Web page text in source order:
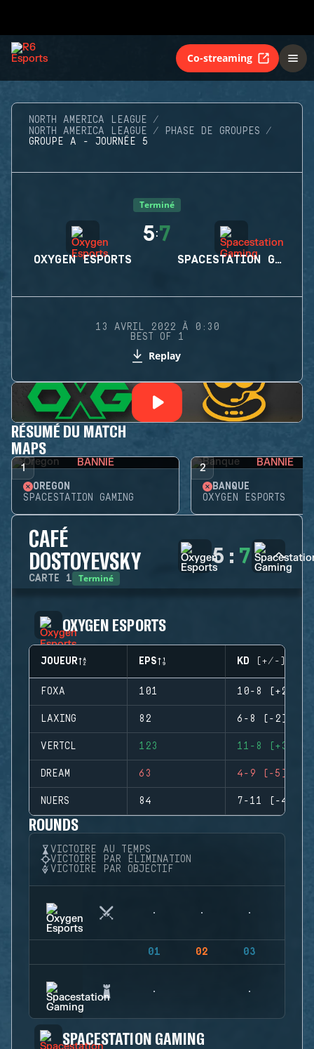
Co-streaming
NORTH AMERICA LEAGUE
NORTH AMERICA LEAGUE
PHASE DE GROUPES
GROUPE A - JOURNÉE 5
Terminé
OXYGEN ESPORTS
5:7
SPACESTATION GAMING
13 AVRIL 2022 À 0:30
BEST OF 1
Replay
RÉSUMÉ DU MATCH
MAPS
1 BANNIE
OREGON
SPACESTATION GAMING
2 BANNIE
BANQUE
OXYGEN ESPORTS
CAFÉ
DOSTOYEVSKY
CARTE 1 Terminé
5 : 7
OXYGEN ESPORTS
JOUEUR EPS KD (+/-)
FOXA 101 10-8 (+2)
LAXING 82 6-8 (-2)
VERTCL 123 11-8 (+3)
DREAM 63 4-9 (-5)
NUERS 84 7-11 (-4)
ROUNDS
VICTOIRE AU TEMPS
VICTOIRE PAR ÉLIMINATION
VICTOIRE PAR OBJECTIF
01 02 03
SPACESTATION GAMING